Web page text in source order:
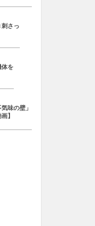
さっ
体を
味の壁」
】